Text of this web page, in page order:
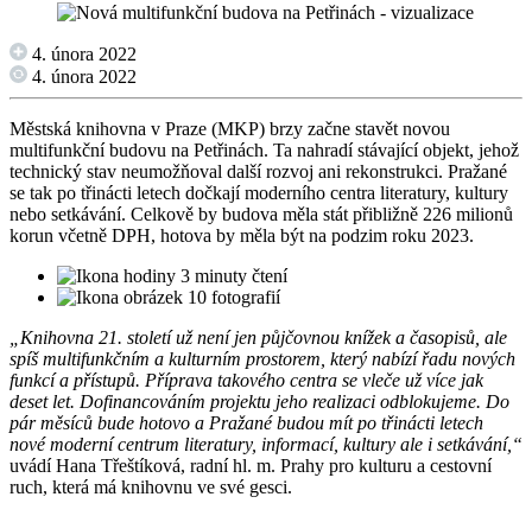
4. února 2022
4. února 2022
Městská knihovna v Praze (MKP) brzy začne stavět novou
multifunkční budovu na Petřinách. Ta nahradí stávající objekt, jehož
technický stav neumožňoval další rozvoj ani rekonstrukci. Pražané
se tak po třinácti letech dočkají moderního centra literatury, kultury
nebo setkávání. Celkově by budova měla stát přibližně 226 milionů
korun včetně DPH, hotova by měla být na podzim roku 2023.
3 minuty čtení
10 fotografií
„Knihovna 21. století už není jen půjčovnou knížek a časopisů, ale
spíš multifunkčním a kulturním prostorem, který nabízí řadu nových
funkcí a přístupů. Příprava takového centra se vleče už více jak
deset let. Dofinancováním projektu jeho realizaci odblokujeme. Do
pár měsíců bude hotovo a Pražané budou mít po třinácti letech
nové moderní centrum literatury, informací, kultury ale i setkávání,“
uvádí Hana Třeštíková, radní hl. m. Prahy pro kulturu a cestovní
ruch, která má knihovnu ve své gesci.